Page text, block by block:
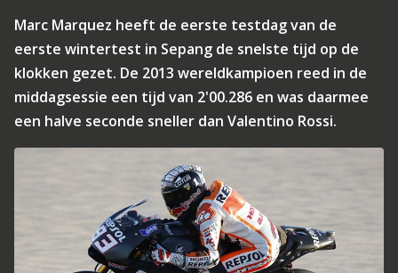
Marc Marquez heeft de eerste testdag van de
eerste wintertest in Sepang de snelste tijd op de
klokken gezet. De 2013 wereldkampioen reed in de
middagsessie een tijd van 2'00.286 en was daarmee
een halve seconde sneller dan Valentino Rossi.